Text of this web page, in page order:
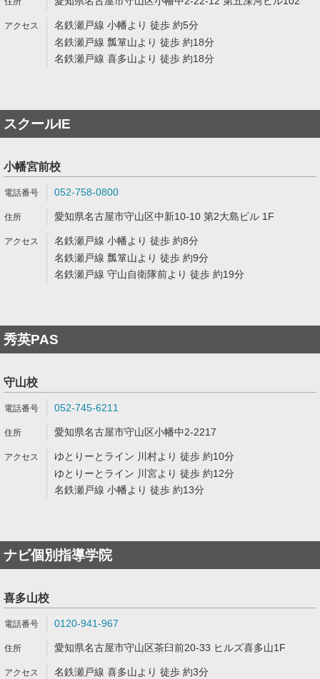
名鉄瀬戸線 小幡より 徒歩 約5分
名鉄瀬戸線 瓢箪山より 徒歩 約18分
名鉄瀬戸線 喜多山より 徒歩 約18分
スクールIE
小幡宮前校
052-758-0800
愛知県名古屋市守山区中新10-10 第2大島ビル 1F
名鉄瀬戸線 小幡より 徒歩 約8分
名鉄瀬戸線 瓢箪山より 徒歩 約9分
名鉄瀬戸線 守山自衛隊前より 徒歩 約19分
秀英PAS
守山校
052-745-6211
愛知県名古屋市守山区小幡中2-2217
ゆとりーとライン 川村より 徒歩 約10分
ゆとりーとライン 川宮より 徒歩 約12分
名鉄瀬戸線 小幡より 徒歩 約13分
ナビ個別指導学院
喜多山校
0120-941-967
愛知県名古屋市守山区茶臼前20-33 ヒルズ喜多山1F
名鉄瀬戸線 喜多山より 徒歩 約3分